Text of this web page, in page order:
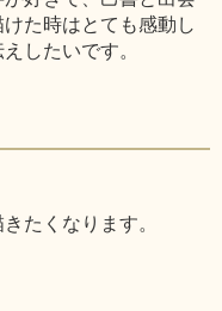
た時はとても感動し
したいです。
たくなります。